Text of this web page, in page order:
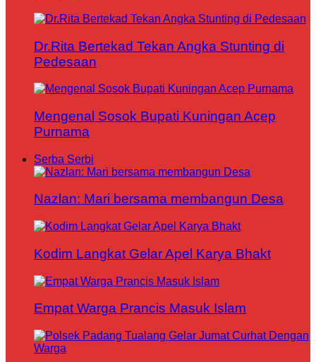
Dr.Rita Bertekad Tekan Angka Stunting di
Pedesaan
Mengenal Sosok Bupati Kuningan Acep
Purnama
Serba Serbi
Nazlan: Mari bersama membangun Desa
Kodim Langkat Gelar Apel Karya Bhakt
Empat Warga Prancis Masuk Islam